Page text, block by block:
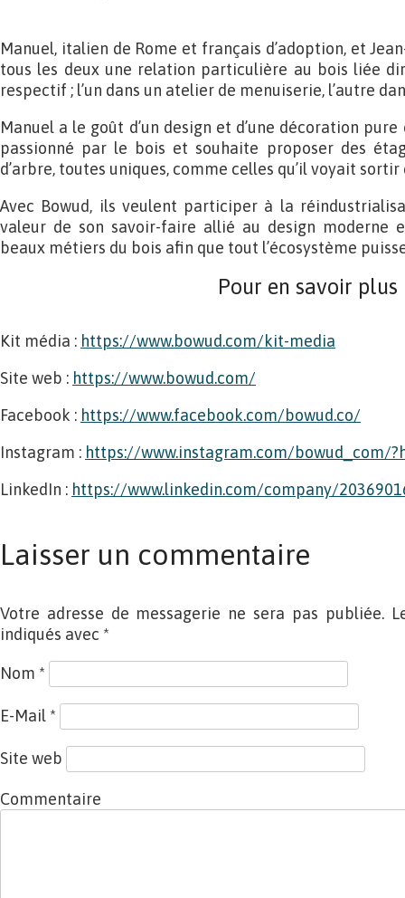
Manuel, italien de Rome et français d’adoption, et
tous les deux une relation particulière au bois liée
respectif ; l’un dans un atelier de menuiserie, l’autre
Manuel a le goût d’un design et d’une décoration
passionné par le bois et souhaite proposer des
d’arbre, toutes uniques, comme celles qu’il voyait sortir
Avec Bowud, ils veulent participer à la
valeur de son savoir-faire allié au design moderne
beaux métiers du bois afin que tout l’écosystème
Pour en savoir plus
Kit média : https://www.bowud.com/kit-media
Site web : https://www.bowud.com/
Facebook : https://www.facebook.com/bowud.co/
Instagram : https://www.instagram.com/bowud_com/
LinkedIn : https://www.linkedin.com/company/
Laisser un commentaire
Votre adresse de messagerie ne sera pas publiée.
indiqués avec *
Nom *
E-Mail *
Site web
Commentaire